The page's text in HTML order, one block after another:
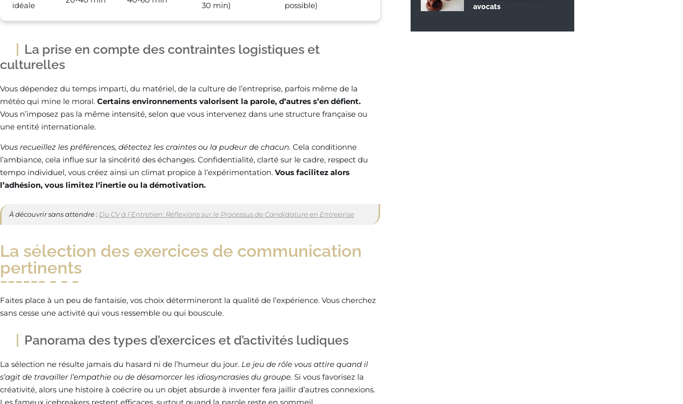
idéale
30 min)
possible)
La prise en compte des contraintes logistiques et
culturelles
Vous dépendez du temps imparti, du matériel, de la culture de l’entreprise, parfois même de la
météo qui mine le moral. Certains environnements valorisent la parole, d’autres s’en défient.
Vous n’imposez pas la même intensité, selon que vous intervenez dans une structure française ou
une entité internationale.
Vous recueillez les préférences, détectez les craintes ou la pudeur de chacun. Cela conditionne
l’ambiance, cela influe sur la sincérité des échanges. Confidentialité, clarté sur le cadre, respect du
tempo individuel, vous créez ainsi un climat propice à l’expérimentation. Vous facilitez alors
l’adhésion, vous limitez l’inertie ou la démotivation.
À découvrir sans attendre : Du CV à l’Entretien: Réflexions sur le Processus de Candidature en Entreprise
La sélection des exercices de communication
pertinents
Faites place à un peu de fantaisie, vos choix détermineront la qualité de l’expérience. Vous cherchez
sans cesse une activité qui vous ressemble ou qui bouscule.
Panorama des types d’exercices et d’activités ludiques
La sélection ne résulte jamais du hasard ni de l’humeur du jour. Le jeu de rôle vous attire quand il
s’agit de travailler l’empathie ou de désamorcer les idiosyncrasies du groupe. Si vous favorisez la
créativité, alors une histoire à coécrire ou un objet absurde à inventer fera jaillir d’autres connexions.
avocats